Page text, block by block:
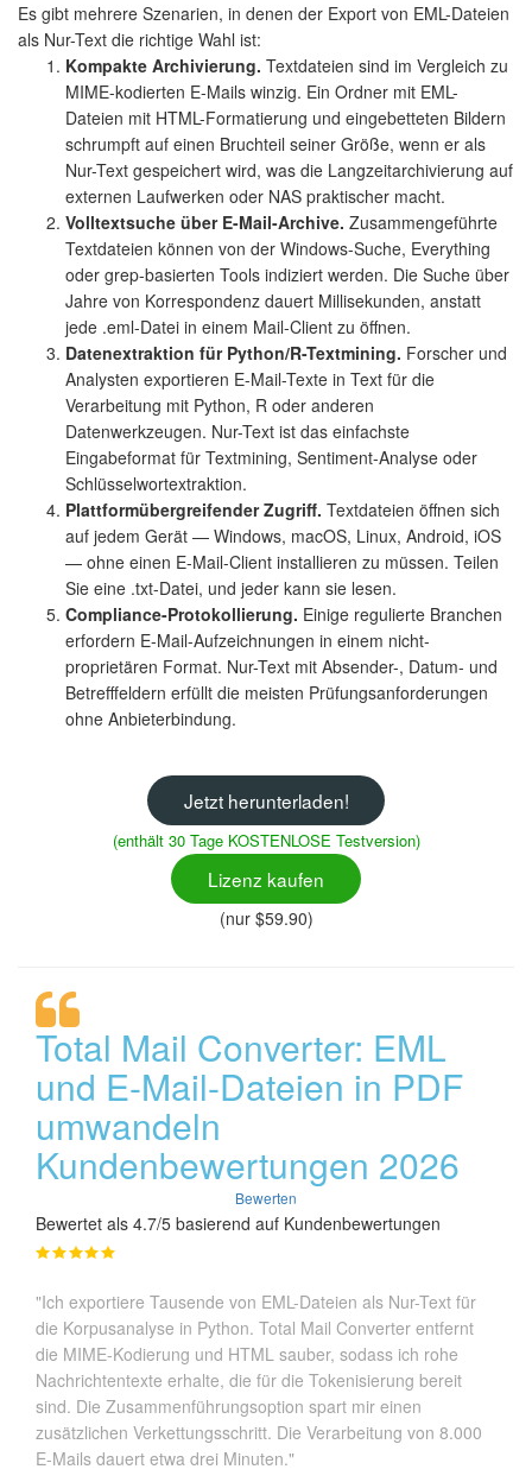
Es gibt mehrere Szenarien, in denen der Export von EML-Dateien
als Nur-Text die richtige Wahl ist:
Kompakte Archivierung. Textdateien sind im Vergleich zu
MIME-kodierten E-Mails winzig. Ein Ordner mit EML-
Dateien mit HTML-Formatierung und eingebetteten Bildern
schrumpft auf einen Bruchteil seiner Größe, wenn er als
Nur-Text gespeichert wird, was die Langzeitarchivierung auf
externen Laufwerken oder NAS praktischer macht.
Volltextsuche über E-Mail-Archive. Zusammengeführte
Textdateien können von der Windows-Suche, Everything
oder grep-basierten Tools indiziert werden. Die Suche über
Jahre von Korrespondenz dauert Millisekunden, anstatt
jede .eml-Datei in einem Mail-Client zu öffnen.
Datenextraktion für Python/R-Textmining. Forscher und
Analysten exportieren E-Mail-Texte in Text für die
Verarbeitung mit Python, R oder anderen
Datenwerkzeugen. Nur-Text ist das einfachste
Eingabeformat für Textmining, Sentiment-Analyse oder
Schlüsselwortextraktion.
Plattformübergreifender Zugriff. Textdateien öffnen sich
auf jedem Gerät — Windows, macOS, Linux, Android, iOS
— ohne einen E-Mail-Client installieren zu müssen. Teilen
Sie eine .txt-Datei, und jeder kann sie lesen.
Compliance-Protokollierung. Einige regulierte Branchen
erfordern E-Mail-Aufzeichnungen in einem nicht-
proprietären Format. Nur-Text mit Absender-, Datum- und
Betrefffeldern erfüllt die meisten Prüfungsanforderungen
ohne Anbieterbindung.
Jetzt herunterladen!
(enthält 30 Tage KOSTENLOSE Testversion)
Lizenz kaufen
(nur $59.90)
Total Mail Converter: EML
und E-Mail-Dateien in PDF
umwandeln
Kundenbewertungen 2026
Bewerten
Bewertet als 4.7/5 basierend auf Kundenbewertungen
"Ich exportiere Tausende von EML-Dateien als Nur-Text für
die Korpusanalyse in Python. Total Mail Converter entfernt
die MIME-Kodierung und HTML sauber, sodass ich rohe
Nachrichtentexte erhalte, die für die Tokenisierung bereit
sind. Die Zusammenführungsoption spart mir einen
zusätzlichen Verkettungsschritt. Die Verarbeitung von 8.000
E-Mails dauert etwa drei Minuten."